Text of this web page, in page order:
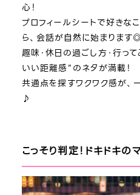
心！
プロフィールシートで好きな
ら、会話が自然に始まります◎
趣味・休日の過ごし方・行っ
いい距離感”のネタが満載！
共通点を探すワクワク感が、
♪
こっそり判定！ドキドキの